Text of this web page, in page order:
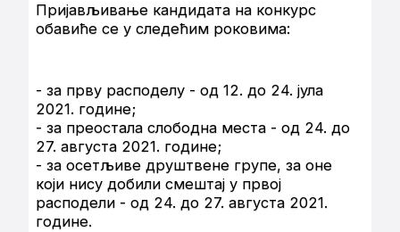
Пријављивање кандидата на конкурс
обавиће се у следећим роковима:
- за прву расподелу - од 12. до 24. јула
2021. године;
- за преостала слободна места - од 24. до
27. августа 2021. године;
- за осетљиве друштвене групе, за оне
који нису добили смештај у првој
расподели - од 24. до 27. августа 2021.
године.